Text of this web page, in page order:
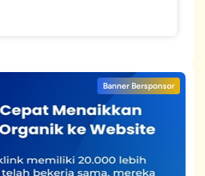
Banner Bersponsor